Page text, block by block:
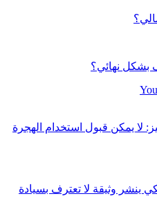
بشكل نهائي؟
لا يمكن قبول استخدام الهجرة
ينشر وثيقة لا تعترف بسيادة